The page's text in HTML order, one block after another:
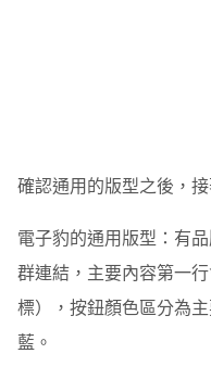
確認通用的版型之後，
電子豹的通用版型：有
群連結，主要內容第一
標），按鈕顏色區分為
藍。